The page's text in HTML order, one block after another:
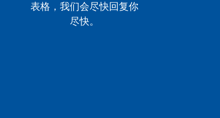
表格，我们会尽快回复你
尽快。